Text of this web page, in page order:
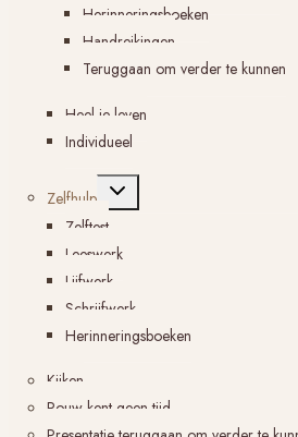
Herinneringsboeken
Handreikingen
Teruggaan om verder te kunnen
Heel je leven
Individueel
Zelfhulp
Toggle
Zelftest
Leeswerk
Lijfwerk
Schrijfwerk
Herinneringsboeken
Kijken
Rouw kent geen tijd